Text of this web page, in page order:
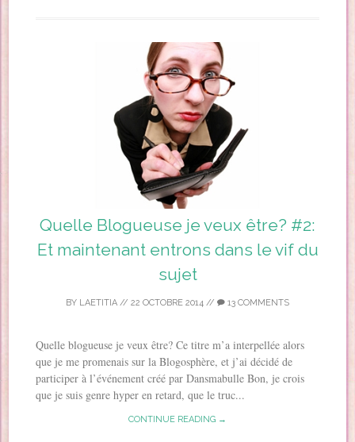
Quelle Blogueuse je veux être? #2:
Et maintenant entrons dans le vif du
sujet
BY LAETITIA // 22 OCTOBRE 2014 // 13 COMMENTS
Quelle blogueuse je veux être? Ce titre m’a interpellée alors
que je me promenais sur la Blogosphère, et j’ai décidé de
participer à l’événement créé par Dansmabulle Bon, je crois
que je suis genre hyper en retard, que le truc...
CONTINUE READING →